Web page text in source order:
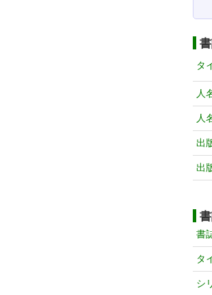
タ
人
人
出
出
書
タ
シ